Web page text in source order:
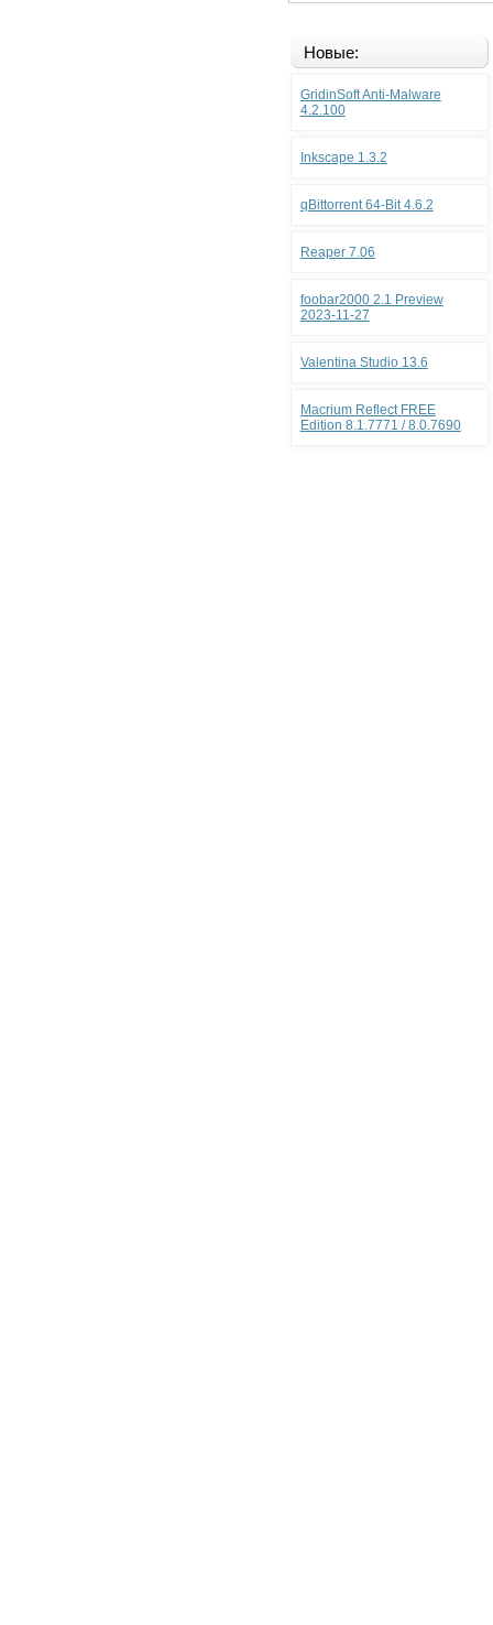
Новые:
GridinSoft Anti-Malware
4.2.100
Inkscape 1.3.2
qBittorrent 64-Bit 4.6.2
Reaper 7.06
foobar2000 2.1 Preview
2023-11-27
Valentina Studio 13.6
Macrium Reflect FREE
Edition 8.1.7771 / 8.0.7690